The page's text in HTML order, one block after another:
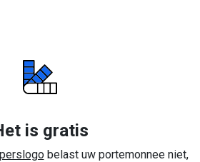
is gratis
belast uw portemonnee niet,